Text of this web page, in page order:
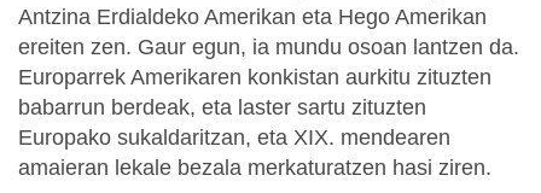
Antzina Erdialdeko Amerikan eta Hego Amerikan
ereiten zen. Gaur egun, ia mundu osoan lantzen da.
Europarrek Amerikaren konkistan aurkitu zituzten
babarrun berdeak, eta laster sartu zituzten
Europako sukaldaritzan, eta XIX. mendearen
amaieran lekale bezala merkaturatzen hasi ziren.